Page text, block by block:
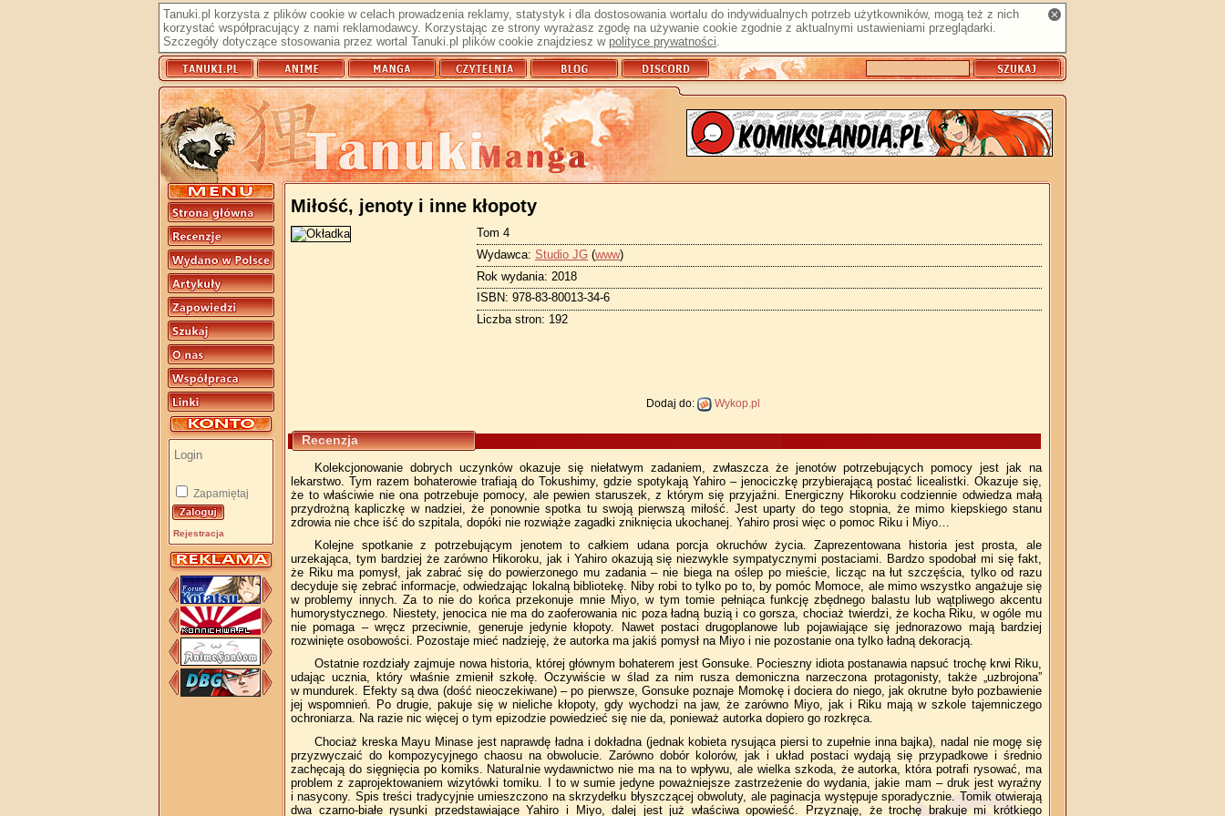
Tanuki.pl korzysta z plików cookie w celach prowadzenia reklamy, statystyk i dla dostosowania wortalu do indywidualnych potrzeb użytkowników, mogą też z nich
korzystać współpracujący z nami reklamodawcy. Korzystając ze strony wyrażasz zgodę na używanie cookie zgodnie z aktualnymi ustawieniami przeglądarki.
Szczegóły dotyczące stosowania przez wortal Tanuki.pl plików cookie znajdziesz w polityce prywatności.
Zapamiętaj
Rejestracja
Miłość, jenoty i inne kłopoty
Tom 4
Wydawca: Studio JG (www)
Rok wydania: 2018
ISBN: 978-83-80013-34-6
Liczba stron: 192
Dodaj do: Wykop.pl
Recenzja
Kolekcjonowanie dobrych uczynków okazuje się niełatwym zadaniem, zwłaszcza że jenotów potrzebujących pomocy jest jak na
lekarstwo. Tym razem bohaterowie trafiają do Tokushimy, gdzie spotykają Yahiro – jenociczkę przybierającą postać licealistki. Okazuje się,
że to właściwie nie ona potrzebuje pomocy, ale pewien staruszek, z którym się przyjaźni. Energiczny Hikoroku codziennie odwiedza małą
przydrożną kapliczkę w nadziei, że ponownie spotka tu swoją pierwszą miłość. Jest uparty do tego stopnia, że mimo kiepskiego stanu
zdrowia nie chce iść do szpitala, dopóki nie rozwiąże zagadki zniknięcia ukochanej. Yahiro prosi więc o pomoc Riku i Miyo…
Kolejne spotkanie z potrzebującym jenotem to całkiem udana porcja okruchów życia. Zaprezentowana historia jest prosta, ale
urzekająca, tym bardziej że zarówno Hikoroku, jak i Yahiro okazują się niezwykle sympatycznymi postaciami. Bardzo spodobał mi się fakt,
że Riku ma pomysł, jak zabrać się do powierzonego mu zadania – nie biega na oślep po mieście, licząc na łut szczęścia, tylko od razu
decyduje się zebrać informacje, odwiedzając lokalną bibliotekę. Niby robi to tylko po to, by pomóc Momoce, ale mimo wszystko angażuje się
w problemy innych. Za to nie do końca przekonuje mnie Miyo, w tym tomie pełniąca funkcję zbędnego balastu lub wątpliwego akcentu
humorystycznego. Niestety, jenocica nie ma do zaoferowania nic poza ładną buzią i co gorsza, chociaż twierdzi, że kocha Riku, w ogóle mu
nie pomaga – wręcz przeciwnie, generuje jedynie kłopoty. Nawet postaci drugoplanowe lub pojawiające się jednorazowo mają bardziej
rozwinięte osobowości. Pozostaje mieć nadzieję, że autorka ma jakiś pomysł na Miyo i nie pozostanie ona tylko ładną dekoracją.
Ostatnie rozdziały zajmuje nowa historia, której głównym bohaterem jest Gonsuke. Pocieszny idiota postanawia napsuć trochę krwi Riku,
udając ucznia, który właśnie zmienił szkołę. Oczywiście w ślad za nim rusza demoniczna narzeczona protagonisty, także „uzbrojona”
w mundurek. Efekty są dwa (dość nieoczekiwane) – po pierwsze, Gonsuke poznaje Momokę i dociera do niego, jak okrutne było pozbawienie
jej wspomnień. Po drugie, pakuje się w nieliche kłopoty, gdy wychodzi na jaw, że zarówno Miyo, jak i Riku mają w szkole tajemniczego
ochroniarza. Na razie nic więcej o tym epizodzie powiedzieć się nie da, ponieważ autorka dopiero go rozkręca.
Chociaż kreska Mayu Minase jest naprawdę ładna i dokładna (jednak kobieta rysująca piersi to zupełnie inna bajka), nadal nie mogę się
przyzwyczaić do kompozycyjnego chaosu na obwolucie. Zarówno dobór kolorów, jak i układ postaci wydają się przypadkowe i średnio
zachęcają do sięgnięcia po komiks. Naturalnie wydawnictwo nie ma na to wpływu, ale wielka szkoda, że autorka, która potrafi rysować, ma
problem z zaprojektowaniem wizytówki tomiku. I to w sumie jedyne poważniejsze zastrzeżenie do wydania, jakie mam – druk jest wyraźny
i nasycony. Spis treści tradycyjnie umieszczono na skrzydełku błyszczącej obwoluty, ale paginacja występuje sporadycznie. Tomik otwierają
dwa czarno­‑białe rysunki przedstawiające Yahiro i Miyo, dalej jest już właściwa opowieść. Przyznaję, że trochę brakuje mi krótkiego